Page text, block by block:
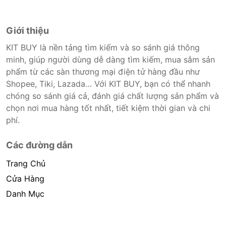
phát sinh thêm chi phí khác như phí vận chuyển, phụ
phí hàng cồng kềnh, thuế nhập khẩu (đối với đơn
hàng giao từ nước ngoài có giá trị trên 1 triệu
đồng).....
Giới thiệu
KIT BUY là nền tảng tìm kiếm và so sánh giá thông
minh, giúp người dùng dễ dàng tìm kiếm, mua sắm sản
phẩm từ các sàn thương mại điện tử hàng đầu như
Shopee, Tiki, Lazada… Với KIT BUY, bạn có thể nhanh
chóng so sánh giá cả, đánh giá chất lượng sản phẩm và
chọn nơi mua hàng tốt nhất, tiết kiệm thời gian và chi
phí.
Các đường dẫn
Trang Chủ
Cửa Hàng
Danh Mục